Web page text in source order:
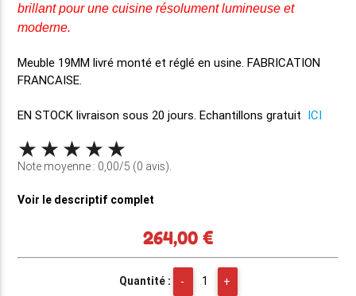
brillant pour une cuisine résolument lumineuse et
moderne.
Meuble 19MMlivré monté et réglé en usine. FABRICATION
FRANCAISE.
EN STOCK livraison sous 20 jours. Echantillons gratuit ICI
Note moyenne : 0,00/5 (0 avis).
Voir le descriptif complet
264,00 €
Quantité :